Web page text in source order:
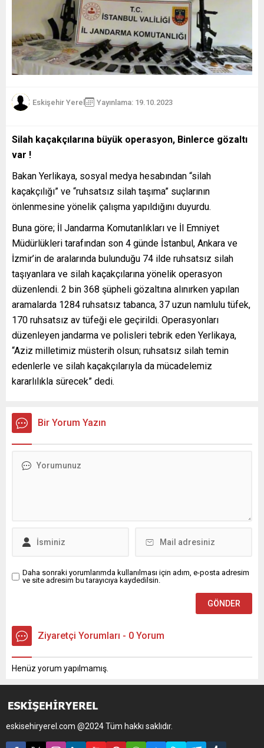
Eskişehir Yerel Yayınlama: 19.10.2023
Silah kaçakçılarına büyük operasyon, Binlerce gözaltı
var !
Bakan Yerlikaya, sosyal medya hesabından “silah
kaçakçılığı” ve “ruhsatsız silah taşıma” suçlarının
önlenmesine yönelik çalışma yapıldığını duyurdu.
Buna göre; İl Jandarma Komutanlıkları ve İl Emniyet
Müdürlükleri tarafından son 4 günde İstanbul, Ankara ve
İzmir’in de aralarında bulunduğu 74 ilde ruhsatsız silah
taşıyanlara ve silah kaçakçılarına yönelik operasyon
düzenlendi. 2 bin 368 şüpheli gözaltına alınırken yapılan
aramalarda 1284 ruhsatsız tabanca, 37 uzun namlulu tüfek,
170 ruhsatsız av tüfeği ele geçirildi. Operasyonları
düzenleyen jandarma ve polisleri tebrik eden Yerlikaya,
“Aziz milletimiz müsterih olsun; ruhsatsız silah temin
edenlerle ve silah kaçakçılarıyla da mücadelemiz
kararlılıkla sürecek” dedi.
Bir Yorum Yazın
Daha sonraki yorumlarımda kullanılması için adım, e-posta adresim
ve site adresim bu tarayıcıya kaydedilsin.
Ziyaretçi Yorumları - 0 Yorum
Henüz yorum yapılmamış.
eskisehiryerel.com @2024 Tüm hakkı saklıdır.